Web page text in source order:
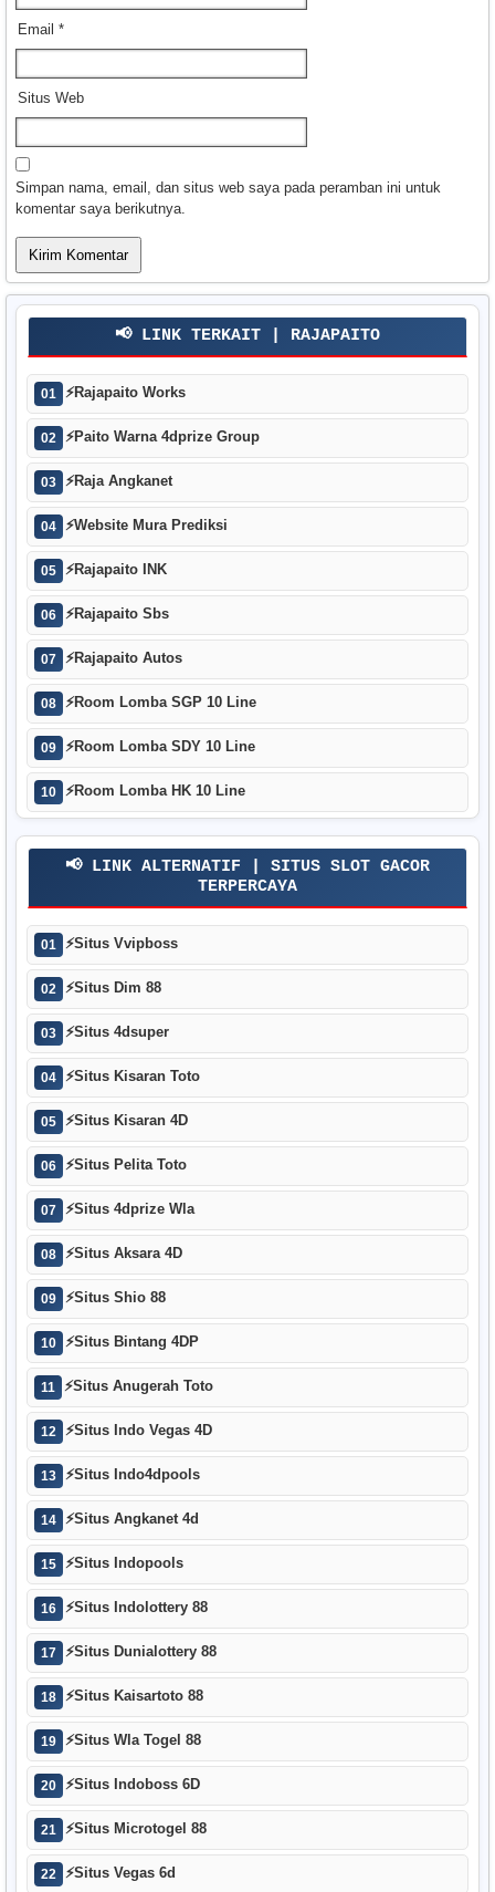
Email *
Situs Web
Simpan nama, email, dan situs web saya pada peramban ini untuk
komentar saya berikutnya.
📢 LINK TERKAIT | RAJAPAITO
01 ⚡Rajapaito Works
02 ⚡Paito Warna 4dprize Group
03 ⚡Raja Angkanet
04 ⚡Website Mura Prediksi
05 ⚡Rajapaito INK
06 ⚡Rajapaito Sbs
07 ⚡Rajapaito Autos
08 ⚡Room Lomba SGP 10 Line
09 ⚡Room Lomba SDY 10 Line
10 ⚡Room Lomba HK 10 Line
📢 LINK ALTERNATIF | SITUS SLOT GACOR
TERPERCAYA
01 ⚡Situs Vvipboss
02 ⚡Situs Dim 88
03 ⚡Situs 4dsuper
04 ⚡Situs Kisaran Toto
05 ⚡Situs Kisaran 4D
06 ⚡Situs Pelita Toto
07 ⚡Situs 4dprize Wla
08 ⚡Situs Aksara 4D
09 ⚡Situs Shio 88
10 ⚡Situs Bintang 4DP
11 ⚡Situs Anugerah Toto
12 ⚡Situs Indo Vegas 4D
13 ⚡Situs Indo4dpools
14 ⚡Situs Angkanet 4d
15 ⚡Situs Indopools
16 ⚡Situs Indolottery 88
17 ⚡Situs Dunialottery 88
18 ⚡Situs Kaisartoto 88
19 ⚡Situs Wla Togel 88
20 ⚡Situs Indoboss 6D
21 ⚡Situs Microtogel 88
22 ⚡Situs Vegas 6d